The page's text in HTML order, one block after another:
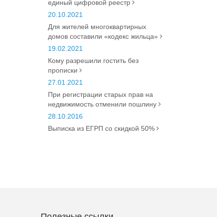
единый цифровой реестр
20.10.2021
Для жителей многоквартирных
домов составили «кодекс жильца»
19.02.2021
Кому разрешили гостить без
прописки
27.01.2021
При регистрации старых прав на
недвижимость отменили пошлину
28.10.2016
Выписка из ЕГРП со скидкой 50%